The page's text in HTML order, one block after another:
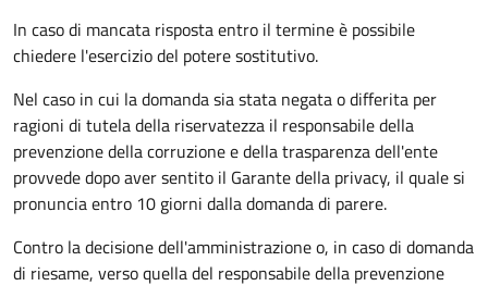
In caso di mancata risposta entro il termine è possibile
chiedere l'esercizio del potere sostitutivo.
Nel caso in cui la domanda sia stata negata o differita per
ragioni di tutela della riservatezza il responsabile della
prevenzione della corruzione e della trasparenza dell'ente
provvede dopo aver sentito il Garante della privacy, il quale si
pronuncia entro 10 giorni dalla domanda di parere.
Contro la decisione dell'amministrazione o, in caso di domanda
di riesame, verso quella del responsabile della prevenzione